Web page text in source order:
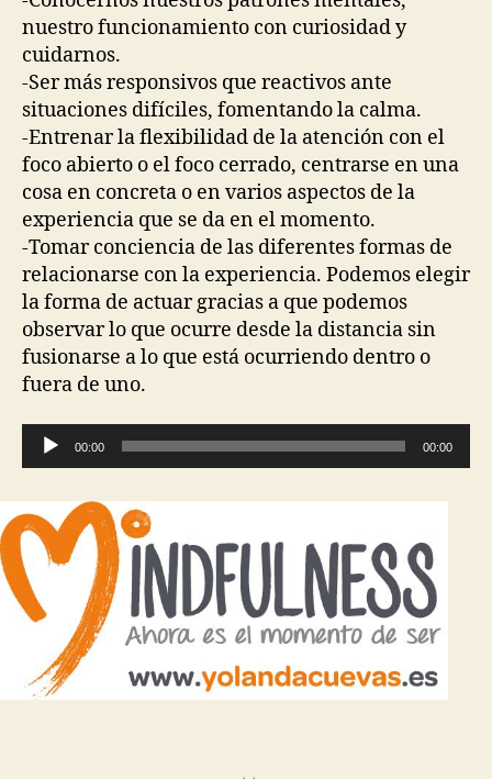
nuestro funcionamiento con curiosidad y
cuidarnos.
-Ser más responsivos que reactivos ante
situaciones difíciles, fomentando la calma.
-Entrenar la flexibilidad de la atención con el
foco abierto o el foco cerrado, centrarse en una
cosa en concreta o en varios aspectos de la
experiencia que se da en el momento.
-Tomar conciencia de las diferentes formas de
relacionarse con la experiencia. Podemos elegir
la forma de actuar gracias a que podemos
observar lo que ocurre desde la distancia sin
fusionarse a lo que está ocurriendo dentro o
fuera de uno.
e
r
o
d
u
c
o
00:00 00:00